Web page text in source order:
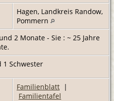
Hagen, Landkreis Randow,
Pommern
2 Monate - Sie : ~ 25 Jahre
Schwester
Familienblatt |
Familientafel